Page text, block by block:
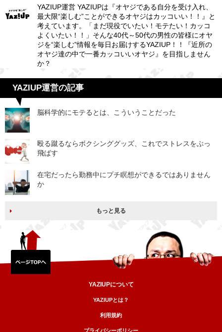
YAZIUP運営 YAZIUPは『オヤジである自分を受け入れ、
最大限“楽しむ”ことができるオヤジはカッコいい！！』と
考えています。「まだ現役でいたい！モテたい！カッコ
よくいたい！！」そんな40代～50代の男性の皆様にオヤ
ジを“楽しむ”情報を毎日お届けするYAZIUP！！『近所の
オヤジ達の中で一番カッコいいオヤジ』を目指しません
か？
YAZIUP運営の記事
脳科学的にモテるとは、こういうことだった
殴る蹴るならボクシンググッズ、これでストレスをぶっ
飛ばす
在宅だったら勤務中にプチ瞑想ができるではありません
か
もっと見る
YAZIUPについて
YAZIUPとは？
利用規約
プライバシーポリシー